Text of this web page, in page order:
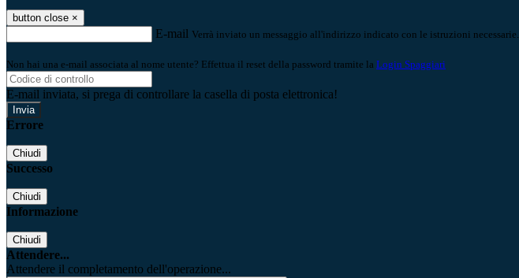
button close ×
E-mail Verrà inviato un messaggio all'indirizzo indicato con le istruzioni necessarie.
Non hai una e-mail associata al nome utente? Effettua il reset della password tramite la Login Spaggiari
E-mail inviata, si prega di controllare la casella di posta elettronica!
Errore
Chiudi
Successo
Chiudi
Informazione
Chiudi
Attendere...
Attendere il completamento dell'operazione...